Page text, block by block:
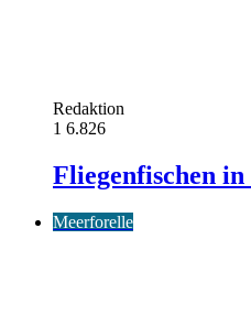
Redaktion
1 6.826
Fliegenfischen
Meerforelle